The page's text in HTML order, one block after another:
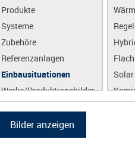
Produkte
Systeme
Zubehöre
Referenzanlagen
Einbausituationen
Werke/Produktionsbilder
Grafiken
Solar